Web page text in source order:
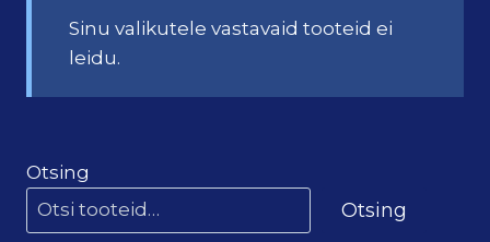
Sinu valikutele vastavaid tooteid ei
leidu.
Otsing
Otsing